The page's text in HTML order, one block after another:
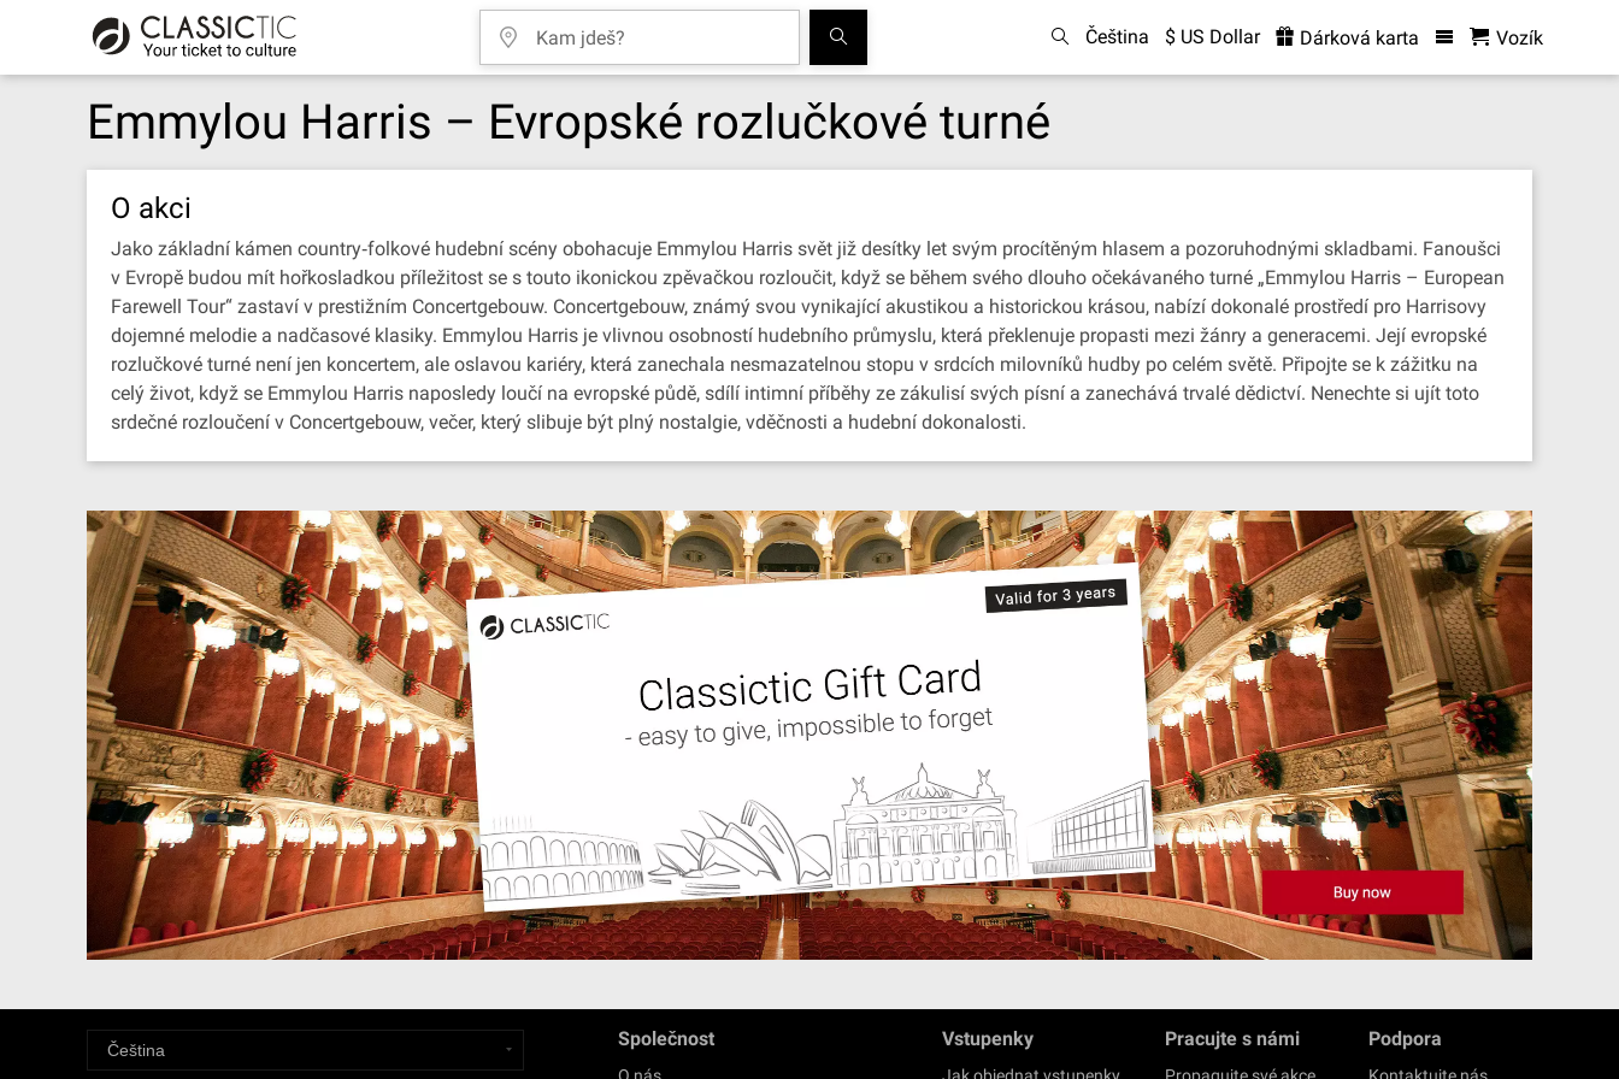
Čeština $ US Dollar Dárková karta Vozík
Emmylou Harris – Evropské rozlučkové turné
O akci
Jako základní kámen country‐folkové hudební scény obohacuje Emmylou Harris svět již desítky let svým procítěným hlasem a pozoruhodnými skladbami. Fanoušci
v Evropě budou mít hořkosladkou příležitost se s touto ikonickou zpěvačkou rozloučit, když se během svého dlouho očekávaného turné „Emmylou Harris – European
Farewell Tour“ zastaví v prestižním Concertgebouw. Concertgebouw, známý svou vynikající akustikou a historickou krásou, nabízí dokonalé prostředí pro Harrisovy
dojemné melodie a nadčasové klasiky. Emmylou Harris je vlivnou osobností hudebního průmyslu, která překlenuje propasti mezi žánry a generacemi. Její evropské
rozlučkové turné není jen koncertem, ale oslavou kariéry, která zanechala nesmazatelnou stopu v srdcích milovníků hudby po celém světě. Připojte se k zážitku na
celý život, když se Emmylou Harris naposledy loučí na evropské půdě, sdílí intimní příběhy ze zákulisí svých písní a zanechává trvalé dědictví. Nenechte si ujít toto
srdečné rozloučení v Concertgebouw, večer, který slibuje být plný nostalgie, vděčnosti a hudební dokonalosti.
Společnost Vstupenky Pracujte s námi Podpora